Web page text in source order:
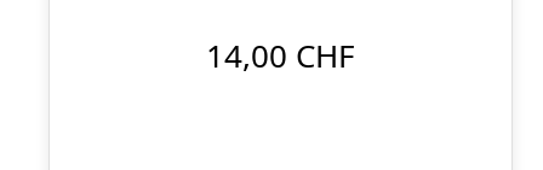
14,00 CHF